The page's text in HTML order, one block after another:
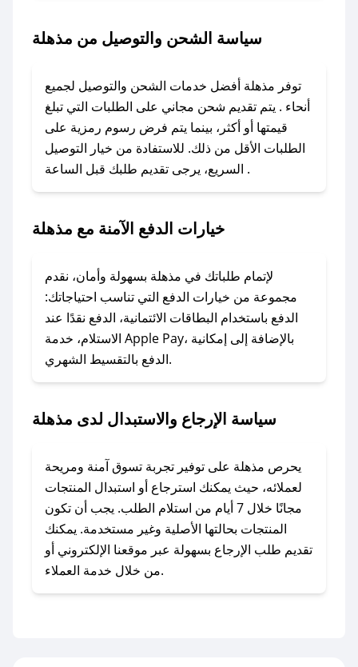
باستخدام تطبيق صحصح، يمكنك العثور بسهولة على
تواصل معنا عبر تويتر أو البريد الإلكتروني لإضافته
بسرعة.
### كيفية استخدام كود خصم مذهلة؟
1. انسخ كود الخصم من تطبيق صحصح.
2. الصقه في خانة الدفع عند التسوق من مذهلة.
### ماذا أفعل إذا لم يعمل كود الخصم؟
الرسائل الخاصة على تويتر أو البريد الإلكتروني،
وسنقوم بحل المشكلة في أسرع وقت ممكن.
### ماذا أفعل إذا لم أجد كود خصم لمتجري
المفضل؟
في حال عدم توفر كوبونات لمتجرك المفضل، يمكنك
أسرع وقت ممكن.
### كيف تحصل على كوبونات خصم حصرية من
مذهلة؟
للحصول على كوبونات وخصومات حصرية، قم بما
يلي:
- اضغط على أيقونة متابعة لمتجر مذهلة في تطبيق
صحصح.
سياسة الشحن والتوصيل من مذهلة
توفر مذهلة أفضل خدمات الشحن والتوصيل لجميع
أنحاء . يتم تقديم شحن مجاني على الطلبات التي تبلغ
قيمتها أو أكثر، بينما يتم فرض رسوم رمزية على
الطلبات الأقل من ذلك. للاستفادة من خيار التوصيل
السريع، يرجى تقديم طلبك قبل الساعة .
خيارات الدفع الآمنة مع مذهلة
لإتمام طلباتك في مذهلة بسهولة وأمان، نقدم
مجموعة من خيارات الدفع التي تناسب احتياجاتك:
الدفع باستخدام البطاقات الائتمانية، الدفع نقدًا عند
الاستلام، خدمة Apple Pay، بالإضافة إلى إمكانية
الدفع بالتقسيط الشهري.
سياسة الإرجاع والاستبدال لدى مذهلة
يحرص مذهلة على توفير تجربة تسوق آمنة ومريحة
لعملائه، حيث يمكنك استرجاع أو استبدال المنتجات
مجانًا خلال 7 أيام من استلام الطلب. يجب أن تكون
المنتجات بحالتها الأصلية وغير مستخدمة. يمكنك
تقديم طلب الإرجاع بسهولة عبر موقعنا الإلكتروني أو
من خلال خدمة العملاء.